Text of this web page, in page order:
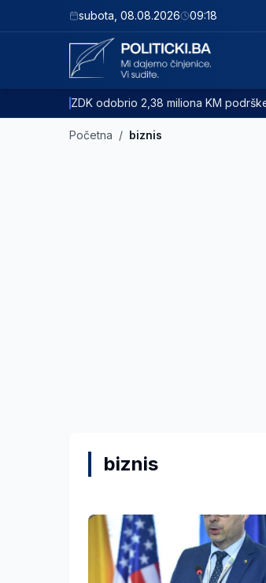
subota 08.08.2026 09:18
ZDK odobrio 2,38 miliona KM
Početna / biznis
biznis